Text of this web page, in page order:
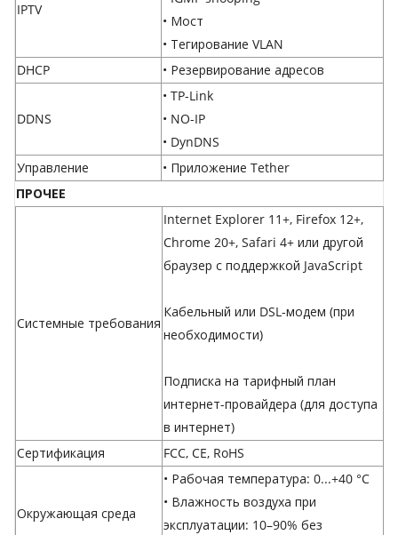
IPTV
• Мост
• Тегирование VLAN
DHCP
• Резервирование адресов
DDNS
• TP-Link
• NO-IP
• DynDNS
Управление
• Приложение Tether
ПРОЧЕЕ
Системные требования
Internet Explorer 11+, Firefox 12+,
Chrome 20+, Safari 4+ или другой
браузер с поддержкой JavaScript
Кабельный или DSL-модем (при
необходимости)
Подписка на тарифный план
интернет-провайдера (для доступа
в интернет)
Сертификация
FCC, CE, RoHS
Окружающая среда
• Рабочая температура: 0...+40 °C
• Влажность воздуха при
эксплуатации: 10–90% без